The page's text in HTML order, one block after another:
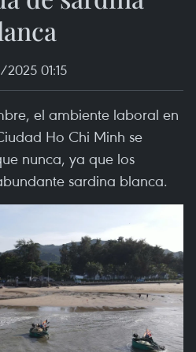
2025 01:15
el ambiente laboral en
Ho Chi Minh se
nunca, ya que los
sardina blanca.